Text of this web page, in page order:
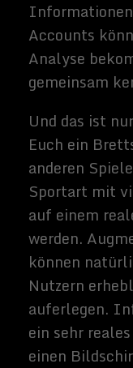
VR könnte Leuten
Mengen Zeit auf
Büros und sogar einige
überflüssig werden,
sofort erreicht
hast ein fast völlig
Kaffeehausgespräch
Geschmacks des
Freund, der auf der
lebt. Oder besser
gemeinsam über
Wunder der Welt
oder gemeinsam eine
erleben?
In Verbindung mit
Autos und Drohnen
brauchst,
bringen. Was wir als